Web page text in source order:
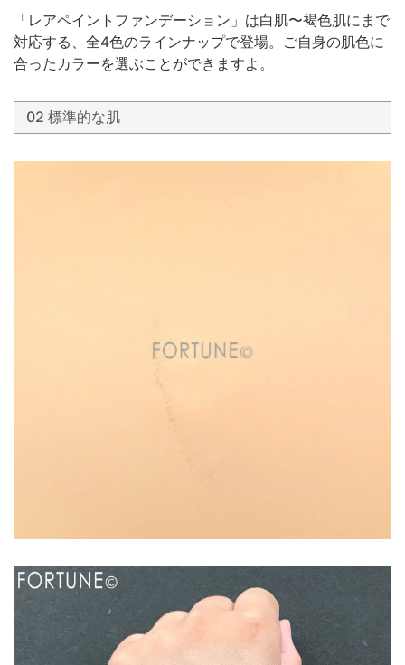
「レアペイントファンデーション」は白肌〜褐色肌にまで
対応する、全4色のラインナップで登場。ご自身の肌色に
合ったカラーを選ぶことができますよ。
02 標準的な肌